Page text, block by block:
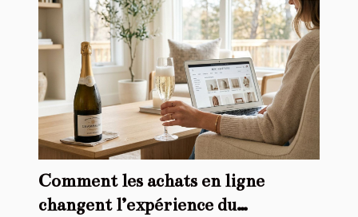
Comment les achats en ligne
changent l’expérience du